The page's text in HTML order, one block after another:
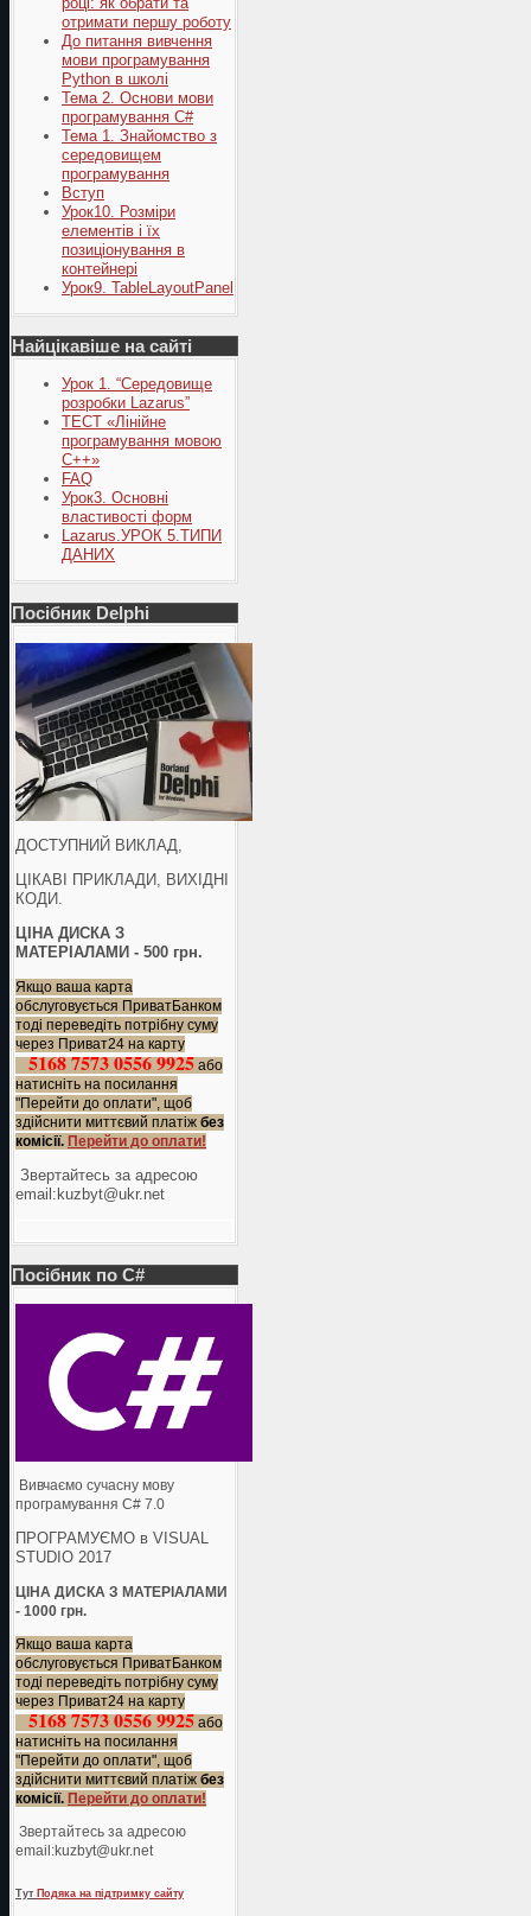
отримати першу роботу
До питання вивчення
мови програмування
Python в школі
Тема 2. Основи мови
програмування C#
Тема 1. Знайомство з
середовищем
програмування
Вступ
Урок10. Розміри
елементів і їх
позиціонування в
контейнері
Урок9. TableLayoutPanel
Найцікавіше на сайті
Урок 1. “Середовище
розробки Lazarus”
ТЕСТ «Лінійне
програмування мовою
С++»
FAQ
Урок3. Основні
властивості форм
Lazarus.УРОК 5.ТИПИ
ДАНИХ
Посібник Delphi
ДОСТУПНИЙ ВИКЛАД,
ЦІКАВІ ПРИКЛАДИ, ВИХІДНІ
КОДИ.
ЦІНА ДИСКА З
МАТЕРІАЛАМИ - 500 грн.
Якщо ваша карта
обслуговується ПриватБанком
тоді переведіть потрібну суму
через Приват24 на карту
5168 7573 0556 9925 або
натисніть на посилання
"Перейти до оплати", щоб
здійснити миттєвий платіж без
комісії. Перейти до оплати!
Звертайтесь за адресою
еmail:kuzbyt@ukr.net
Посібник по C#
Вивчаємо сучасну мову
програмування C# 7.0
ПРОГРАМУЄМО в VISUAL
STUDIO 2017
ЦІНА ДИСКА З МАТЕРІАЛАМИ
- 1000 грн.
Якщо ваша карта
обслуговується ПриватБанком
тоді переведіть потрібну суму
через Приват24 на карту
5168 7573 0556 9925 або
натисніть на посилання
"Перейти до оплати", щоб
здійснити миттєвий платіж без
комісії. Перейти до оплати!
Звертайтесь за адресою
еmail:kuzbyt@ukr.net
Тут Подяка на підтримку сайту